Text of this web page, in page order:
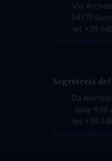
Via
34170
tel. +39
Segreteria
Da
dalle 9.00
tel. +39